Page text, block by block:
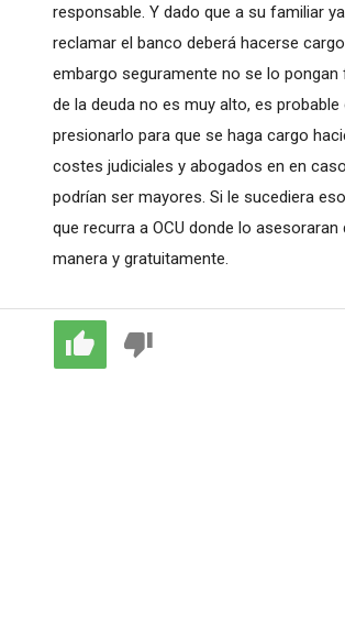
responsable. Y dado que a su familiar
reclamar el banco deberá hacerse
embargo seguramente no se lo
de la deuda no es muy alto, es probable
presionarlo para que se haga cargo
costes judiciales y abogados en en
podrían ser mayores. Si le sucediera
que recurra a OCU donde lo asesoraran
manera y gratuitamente.